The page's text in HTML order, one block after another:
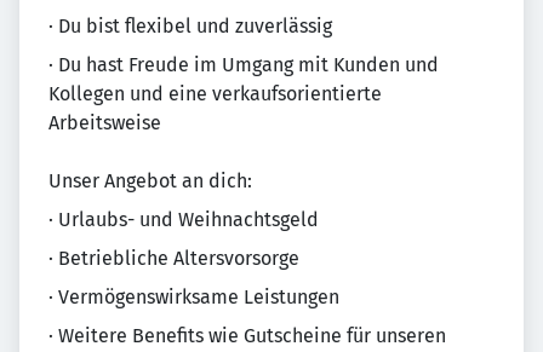
· Du bist flexibel und zuverlässig
· Du hast Freude im Umgang mit Kunden und
Kollegen und eine verkaufsorientierte
Arbeitsweise
Unser Angebot an dich:
· Urlaubs- und Weihnachtsgeld
· Betriebliche Altersvorsorge
· Vermögenswirksame Leistungen
· Weitere Benefits wie Gutscheine für unseren